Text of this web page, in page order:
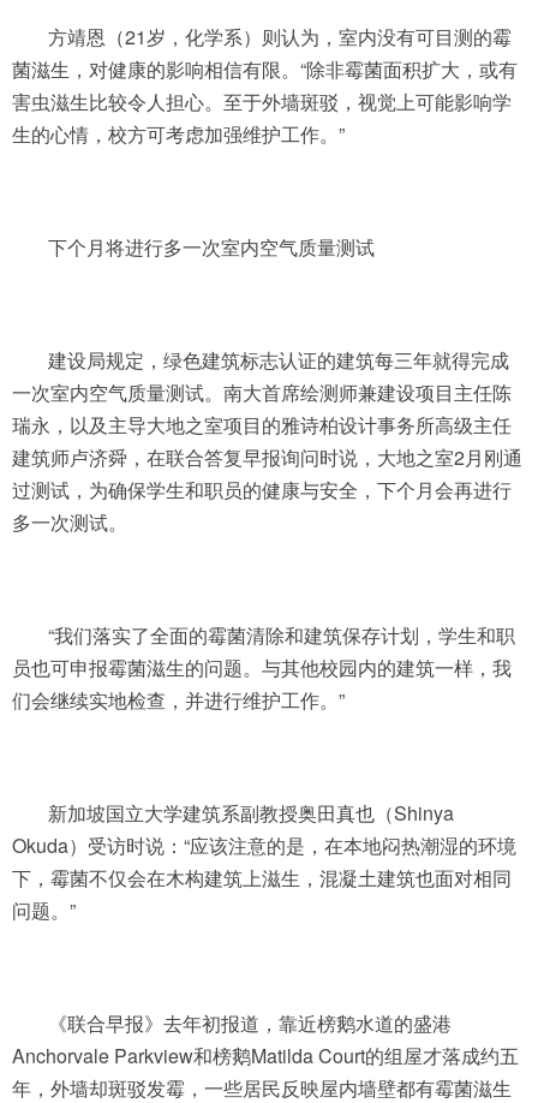
方靖恩（21岁，化学系）则认为，室内没有可目测的霉
菌滋生，对健康的影响相信有限。“除非霉菌面积扩大，或有
害虫滋生比较令人担心。至于外墙斑驳，视觉上可能影响学
生的心情，校方可考虑加强维护工作。”
下个月将进行多一次室内空气质量测试
建设局规定，绿色建筑标志认证的建筑每三年就得完成
一次室内空气质量测试。南大首席绘测师兼建设项目主任陈
瑞永，以及主导大地之室项目的雅诗柏设计事务所高级主任
建筑师卢济舜，在联合答复早报询问时说，大地之室2月刚通
过测试，为确保学生和职员的健康与安全，下个月会再进行
多一次测试。
“我们落实了全面的霉菌清除和建筑保存计划，学生和职
员也可申报霉菌滋生的问题。与其他校园内的建筑一样，我
们会继续实地检查，并进行维护工作。”
新加坡国立大学建筑系副教授奥田真也（Shinya
Okuda）受访时说：“应该注意的是，在本地闷热潮湿的环境
下，霉菌不仅会在木构建筑上滋生，混凝土建筑也面对相同
问题。”
《联合早报》去年初报道，靠近榜鹅水道的盛港
Anchorvale Parkview和榜鹅Matilda Court的组屋才落成约五
年，外墙却斑驳发霉，一些居民反映屋内墙壁都有霉菌滋生